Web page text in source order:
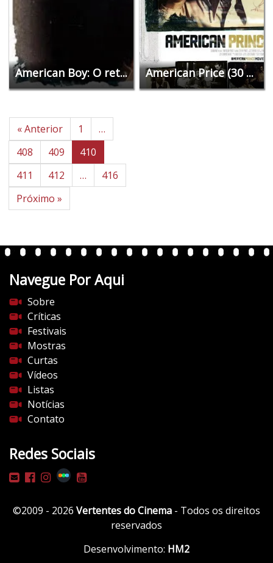
American Boy: O ret... American Price (30 ...
« Anterior 1
…
408
409
410
411
412 …
416
Próximo »
Navegue Por Aqui
Sobre
Críticas
Festivais
Mostras
Curtas
Vídeos
Listas
Notícias
Contato
Redes Sociais
©2009 - 2026 Vertentes do Cinema - Todos os direitos
reservados
Desenvolvimento: HM2